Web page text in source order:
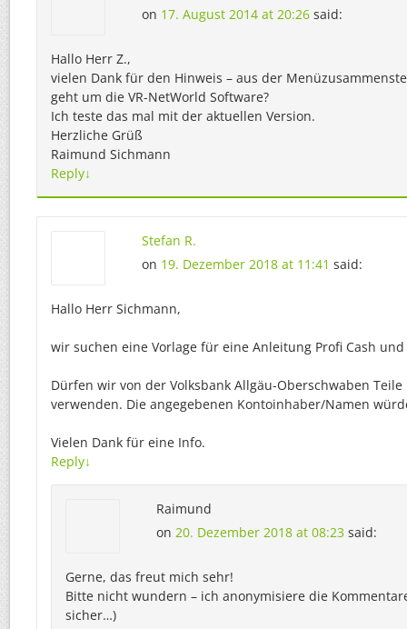
on 17. August 2014 at 20:26 said:
Hallo Herr Z.,
vielen Dank für den Hinweis – aus der
geht um die VR-NetWorld Software?
Ich teste das mal mit der aktuellen Version.
Herzliche Grüß
Raimund Sichmann
Reply↓
Stefan R.
on 19. Dezember 2018 at 11:41 said:
Hallo Herr Sichmann,
wir suchen eine Vorlage für eine Anleitung Profi Cash und
Dürfen wir von der Volksbank Allgäu-Oberschwaben
verwenden. Die angegebenen Kontoinhaber/Namen
Vielen Dank für eine Info.
Reply↓
Raimund
on 20. Dezember 2018 at 08:23 said:
Gerne, das freut mich sehr!
Bitte nicht wundern – ich anonymisiere die
sicher…)